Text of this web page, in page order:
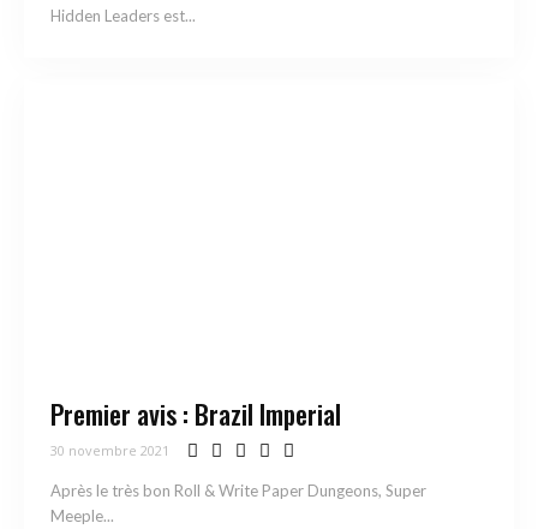
Hidden Leaders est...
Premier avis : Brazil Imperial
30 novembre 2021
Après le très bon Roll & Write Paper Dungeons, Super
Meeple...